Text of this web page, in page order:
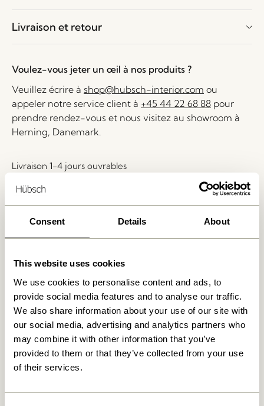
Consent Details About
This website uses cookies
We use cookies to personalise content and ads, to
provide social media features and to analyse our traffic.
We also share information about your use of our site with
our social media, advertising and analytics partners who
may combine it with other information that you’ve
provided to them or that they’ve collected from your use
of their services.
Livraison et retour
Voulez-vous jeter un œil à nos produits ?
Veuillez écrire à shop@hubsch-interior.com ou
appeler notre service client à +45 44 22 68 88 pour
prendre rendez-vous et nous visitez au showroom à
Herning, Danemark.
Livraison 1-4 jours ouvrables
Livraison gratuite à partir de
Produits similaires